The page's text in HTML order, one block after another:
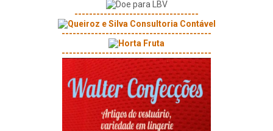
----------------------------------
-----------------------------------------
-----------------------------------------